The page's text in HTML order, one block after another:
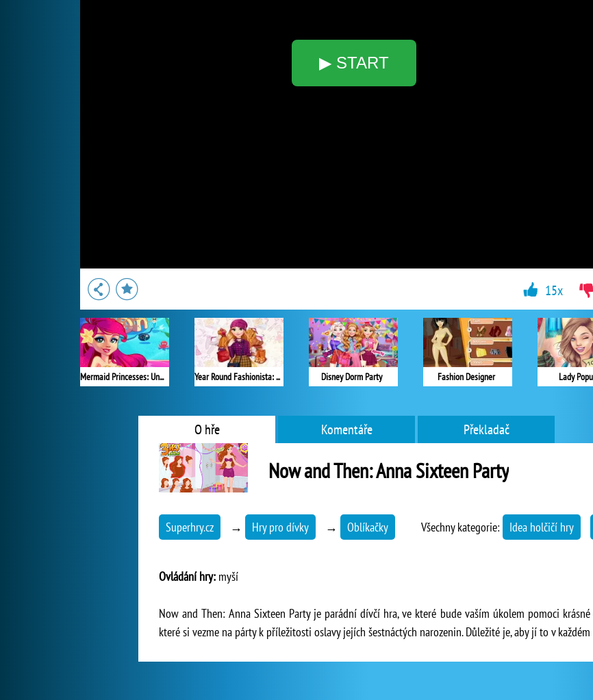
▶ START
Mermaid Princesses: Underwater Games Year Round Fashionista: Rapunzel Disney Dorm Party Fashion Designer Lady
15x
O hře Komentáře Překladač
Now and Then: Anna Sixteen Party
Superhry.cz → Hry pro dívky → Oblíkačky Všechny kategorie: Idea holčičí hry
Ovládání hry: myší
Now and Then: Anna Sixteen Party je parádní dívčí hra, ve které bude vaším úkolem pomoci
které si vezme na párty k příležitosti oslavy jejích šestnáctých narozenin. Důležité je, aby jí to v